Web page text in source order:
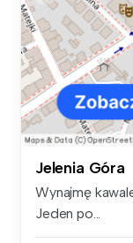
Jelenia Góra
Wynajmę
Jeden po...